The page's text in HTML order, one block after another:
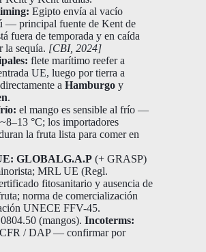
Egipto envía al vacío
— principal fuente de Kent de
fuera de temporada y en caída
la sequía. [CBI, 2024]
flete marítimo reefer a
UE, luego por tierra a
a Hamburgo y
.
el mango es sensible al frío —
°C; los importadores
la fruta lista para comer en
GLOBALG.A.P (+ GRASP)
MRL UE (Regl.
fitosanitario y ausencia de
norma de comercialización
UNECE FFV-45.
0804.50 (mangos). Incoterms:
/ DAP — confirmar por